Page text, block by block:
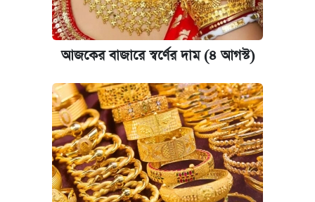
আজকের বাজারে স্বর্ণের দাম (৪ আগস্ট)